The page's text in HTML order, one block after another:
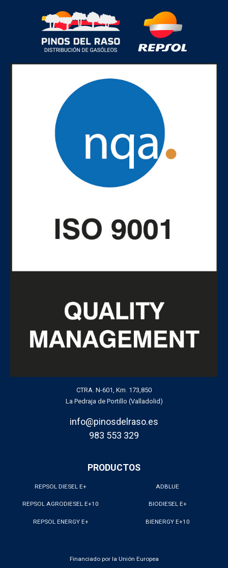
CTRA. N-601, Km. 173,850
La Pedraja de Portillo (Valladolid)
info@pinosdelraso.es
983 553 329
PRODUCTOS
REPSOL DIESEL E+
REPSOL AGRODIESEL E+10
REPSOL ENERGY E+
ADBLUE
BIODIESEL E+
BIENERGY E+10
Financiado por la Unión Europea